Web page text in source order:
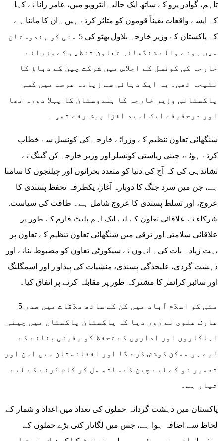
تاہم، گوادر پرو کے ساتھ ایک حالیہ انٹرویو میں، عامر رانا نے کہا
کہ ایسے واقعات یقیناً قوموں کو متاثر کرتے ہیں۔ ان کا ماننا ہے
کہ پاکستان کے وزیر خارجہ بلاول بھٹو کی 5 مئی کو ہندوستان
میں ہونے والے شنگھائی تعاون تنظیم کے وزرائے
خارجہ کی کونسل کے اجلاس میں شرکت چین کے دباؤ کا
نتیجہ تھی۔ یہ ایک دہائی سے زیادہ عرصے میں کسی
پاکستانی وزیر خارجہ کا ہندوستان کا پہلا دورہ تھا
اور درحقیقت ایک امید افزا پیش رفت تھی ۔
شنگھائی تعاون تنظیم کے وزرائے خارجہ کی کونسل سے خطاب
کرتے ہوئے، چینی ریاستی کونسلر اور وزیر خارجہ کن گینگ نے
نشاندہی کی کہ آج کی دنیا کو متعدد بحرانوں اور چیلنجوں کا سامنا
ہے، جن میں سرد جنگ کا دوبارہ آغاز، یکطرفہ تحفظ پسندی کا
عروج، اور تسلط پسندی کا عروج شامل ہے۔ طاقت کی سیاست.
شرکاء نے علاقائی تعاون کے لیے ایک اہم پلیٹ فارم کے طور پر
علاقائی سلامتی اور ترقی میں شنگھائی تعاون تنظیم کے تعاون پر
بہت زیادہ بات کی۔ انہوں نے سیکورٹی تعاون کو مضبوط بنانے اور
دہشت گردی، علیحدگی پسندی، منشیات کی پیداوار اور اسمگلنگ
اور سائبر کرائمز کا مشترکہ طور پر مقابلہ کرنے پر اتفاق کیا۔
5 مئی کو اسلام آباد میں کن کے ساتھ ملاقات میں صدر
عارف علوی نے زور دیا کہ پاکستان پاکستان میں چینی
اہلکاروں اور اداروں کے تحفظ کو یقینی بنانے کے
لیے ہر ممکن کوشش کرے گا اور افغانستان میں امن اور
تعمیر نو کے لیے چین کے ساتھ مل کر کام کرنے کے لیے
تیار ہے۔
پاکستان میں دہشت گردانہ حملوں کی تعداد میں اعداد و شمار کے
لحاظ سے اضافہ ہوا ہے، جس میں لگاتار کئی بڑے حملوں کے